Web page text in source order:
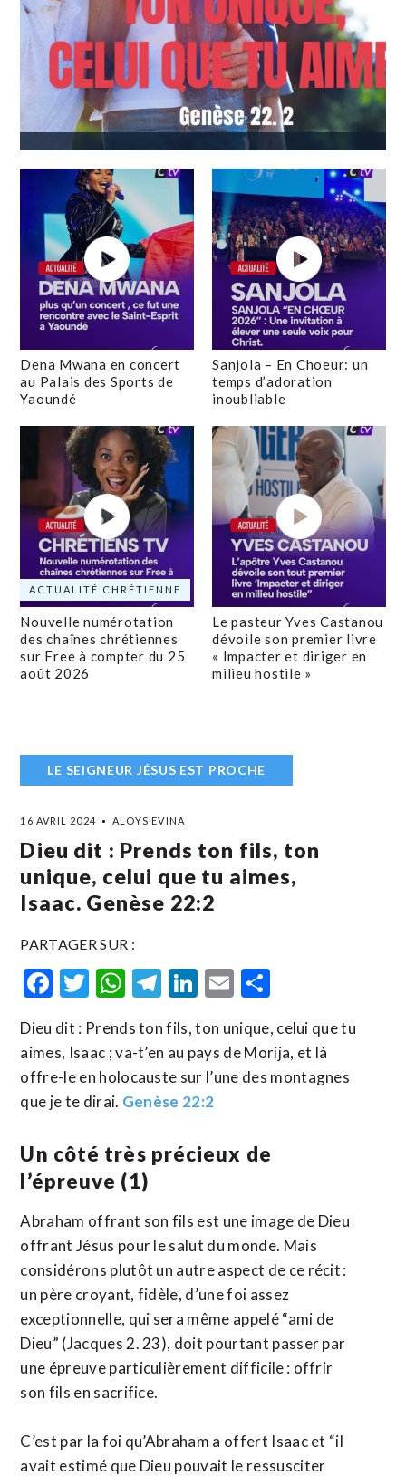
Dena Mwana en concert
au Palais des Sports de
Yaoundé
Sanjola – En Choeur: un
temps d’adoration
inoubliable
ACTUALITÉ CHRÉTIENNE
Nouvelle numérotation
des chaînes chrétiennes
sur Free à compter du 25
août 2026
Le pasteur Yves Castanou
dévoile son premier livre
« Impacter et diriger en
milieu hostile »
LE SEIGNEUR JÉSUS EST PROCHE
16 AVRIL 2024 ALOYS EVINA
Dieu dit : Prends ton fils, ton
unique, celui que tu aimes,
Isaac. Genèse 22:2
PARTAGER SUR :
Facebook
Twitter
WhatsApp
Telegram
LinkedIn
Email
Dieu dit : Prends ton fils, ton unique, celui que tu
aimes, Isaac ; va-t’en au pays de Morija, et là
offre-le en holocauste sur l’une des montagnes
que je te dirai. Genèse 22:2
Un côté très précieux de
l’épreuve (1)
Abraham offrant son fils est une image de Dieu
offrant Jésus pour le salut du monde. Mais
considérons plutôt un autre aspect de ce récit :
un père croyant, fidèle, d’une foi assez
exceptionnelle, qui sera même appelé “ami de
Dieu” (Jacques 2. 23), doit pourtant passer par
une épreuve particulièrement difficile : offrir
son fils en sacrifice.
C’est par la foi qu’Abraham a offert Isaac et “il
avait estimé que Dieu pouvait le ressusciter